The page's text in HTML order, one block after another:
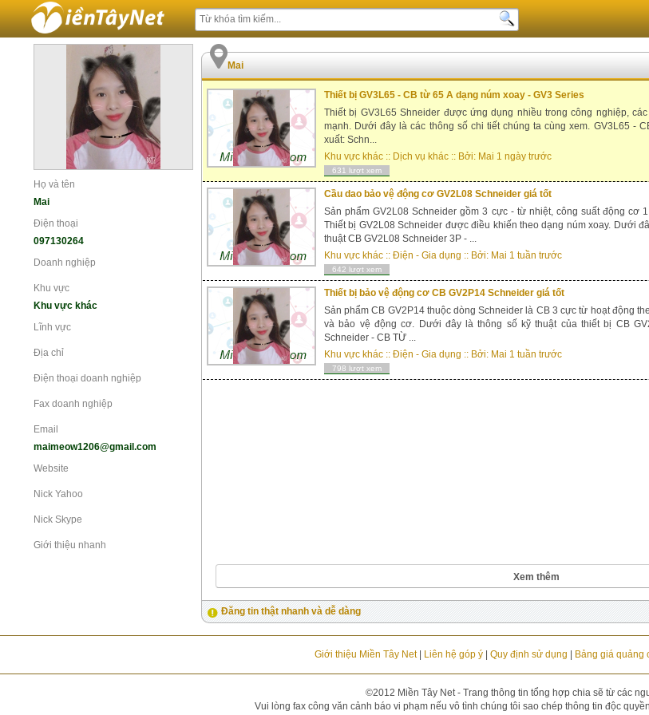
Họ và tên
Mai
Điện thoại
097130264
Doanh nghiệp
Khu vực
Khu vực khác
Lĩnh vực
Địa chỉ
Điện thoại doanh nghiệp
Fax doanh nghiệp
Email
maimeow1206@gmail.com
Website
Nick Yahoo
Nick Skype
Giới thiệu nhanh
Mai
Thiết bị GV3L65 - CB từ 65 A dạng núm xoay - GV3 Series
Thiết bị GV3L65 Shneider được ứng dụng nhiều trong công nghiệp,
mạnh. Dưới đây là các thông số chi tiết chúng ta cùng xem. GV3L65 -
xuất: Schn...
Khu vực khác :: Dịch vụ khác :: Bởi: Mai 1 ngày trước
631 lượt xem
Cầu dao bảo vệ động cơ GV2L08 Schneider giá tốt
Sản phẩm GV2L08 Schneider gồm 3 cực - từ nhiệt, công suất động cơ
Thiết bị GV2L08 Schneider được điều khiến theo dạng núm xoay. Dưới
thuật CB GV2L08 Schneider 3P - ...
Khu vực khác :: Điện - Gia dụng :: Bởi: Mai 1 tuần trước
642 lượt xem
Thiết bị bảo vệ động cơ CB GV2P14 Schneider giá tốt
Sản phẩm CB GV2P14 thuộc dòng Schneider là CB 3 cực từ hoạt động
và bảo vệ động cơ. Dưới đây là thông số kỹ thuật của thiết bị CB
Schneider - CB TỪ ...
Khu vực khác :: Điện - Gia dụng :: Bởi: Mai 1 tuần trước
798 lượt xem
Xem thêm
Đăng tin thật nhanh và dễ dàng
Giới thiệu Miền Tây Net| Liên hệ góp ý| Quy định sử dụng Bảng giá quảng
©2012 Miền Tây Net - Trang thông tin tổng hợp chia sẽ từ các
Vui lòng fax công văn cảnh báo vi phạm nếu vô tình chúng tôi sao chép thông tin độc